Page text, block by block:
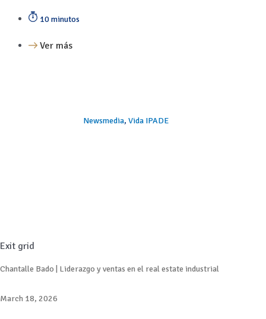
10 minutos
Ver más
Newsmedia, Vida IPADE
Exit grid
Chantalle Bado | Liderazgo y ventas en el real estate industrial
March 18, 2026